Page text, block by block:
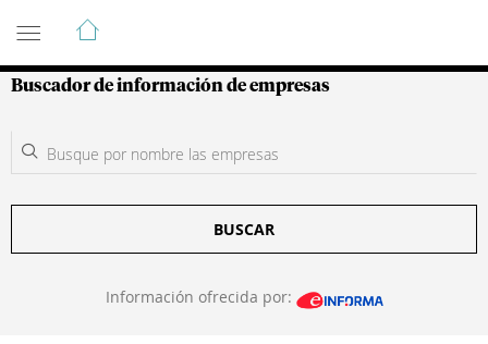
Guía de Empresas Colombianas
Buscador de información de empresas
BUSCAR
Información ofrecida por: